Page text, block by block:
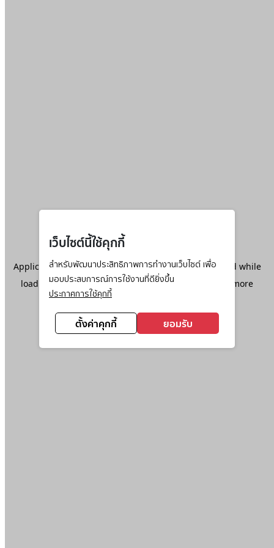
เว็บไซต์นี้ใช้คุกกี้
สำหรับพัฒนาประสิทธิภาพการทำงานเว็บไซต์ เพื่อ
มอบประสบการณ์การใช้งานที่ดียิ่งขึ้น
ประกาศการใช้คุกกี้
ตั้งค่าคุกกี้ ยอมรับ
Application error: aclient-side exception has occurred while
loadingwww.ktc.co.th(see the browser console
for more
information).